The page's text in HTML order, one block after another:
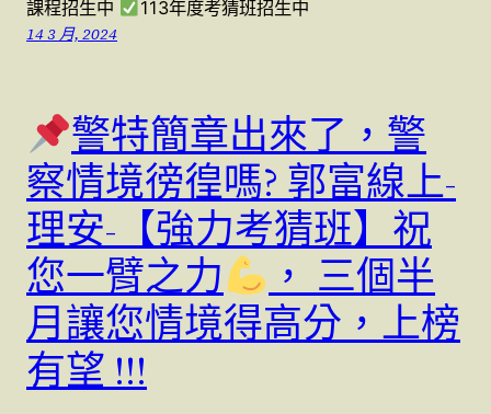
課程招生中
113年度考猜班招生中
14 3 月, 2024
警特簡章出來了，警
察情境徬徨嗎? 郭富線上-
理安-【強力考猜班】祝
您一臂之力
， 三個半
月讓您情境得高分，上榜
有望 !!!